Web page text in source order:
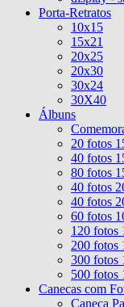
Porta-Retratos
10x15
15x21
20x25
20x30
30x24
30X40
Álbuns
20 fotos
40 fotos
80 fotos
40 fotos
40 fotos
60 fotos
120 fotos
200 fotos
300 fotos
500 fotos
Canecas com
Caneca